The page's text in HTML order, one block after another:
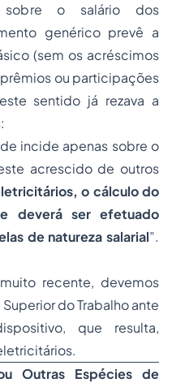
sobre o salário dos
genérico prevê a
(sem os acréscimos
ou participações
sentido já rezava a
incide apenas sobre o
acrescido de outros
o cálculo do
deverá ser efetuado
de natureza salarial”.
recente, devemos
do Trabalho ante
que resulta,
Outras Espécies de